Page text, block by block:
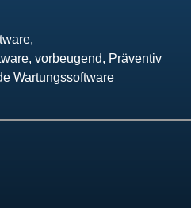
vorbeugend, Präventiv
Wartungssoftware